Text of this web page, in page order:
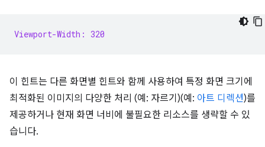
Viewport-Width: 320
이 힌트는 다른 화면별 힌트와 함께 사용하여 특정 화면 크기에
최적화된 이미지의 다양한 처리 (예: 자르기)(예: 아트 디렉션)를
제공하거나 현재 화면 너비에 불필요한 리소스를 생략할 수 있
습니다.